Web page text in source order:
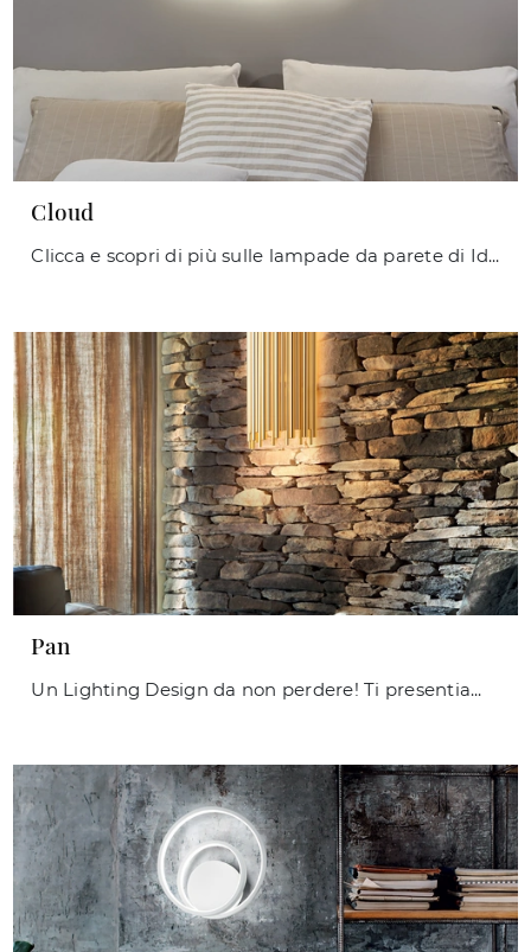
Cloud
Clicca e scopri di più sulle lampade da parete di Ideal Lux: il modello Cloud in metallo ti sta aspettando!
Pan
Un Lighting Design da non perdere! Ti presentiamo la lampada da parete Pan di Ideal Lux.